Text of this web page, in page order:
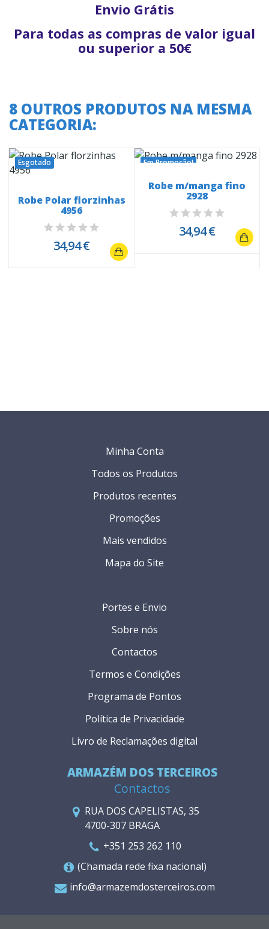
Envio Grátis
Para todas as compras de valor igual
ou superior a 50€
8 OUTROS PRODUTOS NA MESMA
CATEGORIA:
Esgotado
Robe Polar florzinhas
4956
34,94 €
Em Promoção!
Robe m/manga fino
2928
34,94 €
ARMAZÉM DOS TERCEIROS
Contactos
RUA DOS CAPELISTAS, 35
4700-307 BRAGA
+351 253 262 110
(Chamada rede fixa nacional)
info@armazemdosterceiros.com
Portes e Envio
Sobre nós
Contactos
Termos e Condições
Programa de Pontos
Política de Privacidade
Livro de Reclamações digital
Minha Conta
Todos os Produtos
Produtos recentes
Promoções
Mais vendidos
Mapa do Site